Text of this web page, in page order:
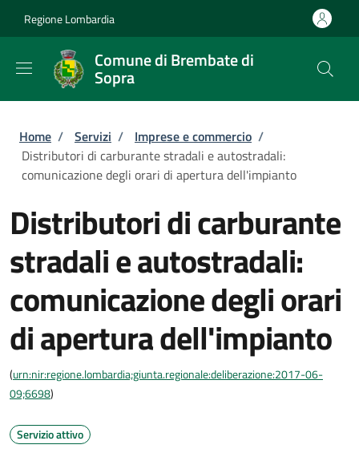
Regione Lombardia
Comune di Brembate di
Sopra
Briciole di pane
Home / Servizi / Imprese e commercio /
Distributori di carburante stradali e autostradali:
comunicazione degli orari di apertura dell'impianto
Distributori di carburante
stradali e autostradali:
comunicazione degli orari
di apertura dell'impianto
(urn:nir:regione.lombardia;giunta.regionale:deliberazione:2017-06-
09;6698)
Servizio attivo